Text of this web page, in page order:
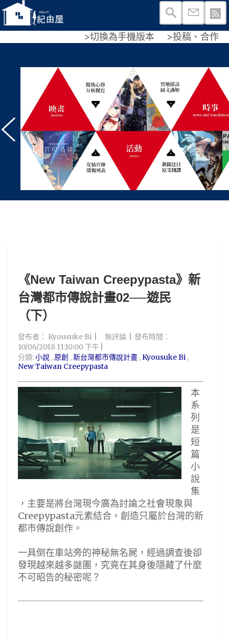
>切換為手機版本 >投稿、合作
看
《New Taiwan Creepypasta》新
台灣都市傳說計畫02──遊民
（下）
發布者： Kyousuke Bi 無評論
發布時間：
10/06/2018 11:10:00 下午
分類:小說 , 原創 ,新台灣都市傳說計畫 ,Kyousuke Bi ,
New Taiwan Creepypasta
本
系
列
是
短
篇
小
說
集
，主要是將台灣現今廣為討論之社會現象與
Creepypasta元素結合，創造只屬於台灣的新
都市傳說創作。
一具倒在車站旁的神秘無名屍，經過調查後卻
發現越來越多謎團，究竟在其身後隱藏了什麼
不可昭告的秘密呢？